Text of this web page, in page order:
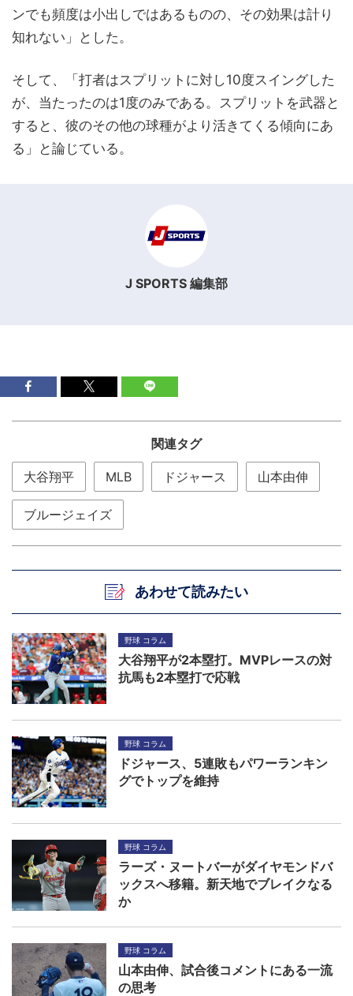
ンでも頻度は小出しではあるものの、その効果は計り
知れない」とした。
そして、「打者はスプリットに対し10度スイングした
が、当たったのは1度のみである。スプリットを武器と
すると、彼のその他の球種がより活きてくる傾向にあ
る」と論じている。
J SPORTS 編集部
関連タグ
大谷翔平 MLB ドジャース 山本由伸
ブルージェイズ
あわせて読みたい
野球 コラム
大谷翔平が2本塁打。MVPレースの対
抗馬も2本塁打で応戦
野球 コラム
ドジャース、5連敗もパワーランキン
グでトップを維持
野球 コラム
ラーズ・ヌートバーがダイヤモンドバ
ックスへ移籍。新天地でブレイクなる
か
野球 コラム
山本由伸、試合後コメントにある一流
の思考